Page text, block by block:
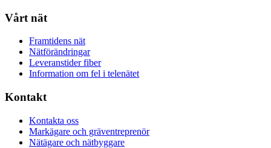
Vårt nät
Framtidens nät
Nätförändringar
Leveranstider fiber
Information om fel i telenätet
Kontakt
Kontakta oss
Markägare och gräventreprenör
Nätägare och nätbyggare